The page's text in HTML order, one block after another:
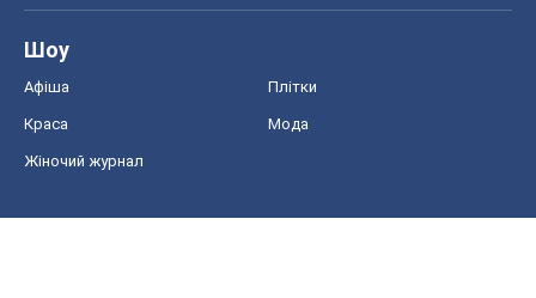
Шоу
Афіша Плітки
Краса Мода
Жіночий журнал